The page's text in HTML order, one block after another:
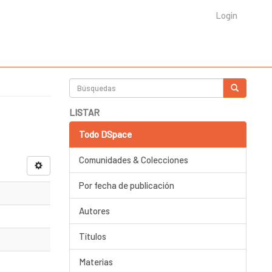
Login
LISTAR
Todo DSpace
Comunidades & Colecciones
Por fecha de publicación
Autores
Títulos
Materias